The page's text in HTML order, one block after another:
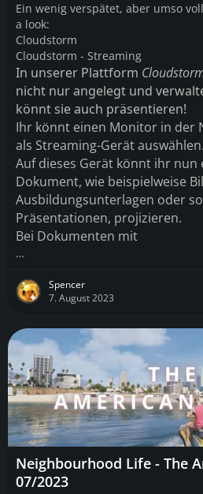
Ein wenig verspätet, aber umso
a look:
Cloudstorm
Cloudstorm - Streaming
In unserer Plattform
nicht nur angelegt und
könnt sie auch präsentieren!
Ihr könnt einen Monitor in der
als Streaming-Gerät auswählen.
Auf dieses Gerät könnt ihr nun
Dokument, wie beispielweise
Ausbildungsunterlagen oder
Präsentationen, projizieren.
Bei Dokumenten mit
…
Spencer
7. August 2023
Neighbourhood Life - The
07/2023